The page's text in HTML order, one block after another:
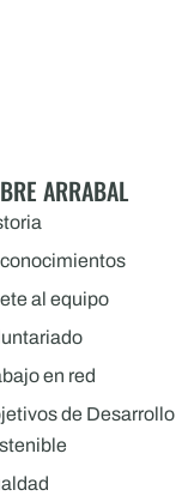
ARRABAL
al equipo
en red
de Desarrollo